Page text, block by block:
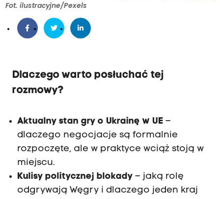
Fot. ilustracyjne/Pexels
Dlaczego warto posłuchać tej
rozmowy?
Aktualny stan gry o Ukrainę w UE–
dlaczego negocjacje są formalnie
rozpoczęte, ale w praktyce wciąż stoją w
miejscu.
Kulisy politycznej blokady– jaką rolę
odgrywają Węgry i dlaczego jeden kraj